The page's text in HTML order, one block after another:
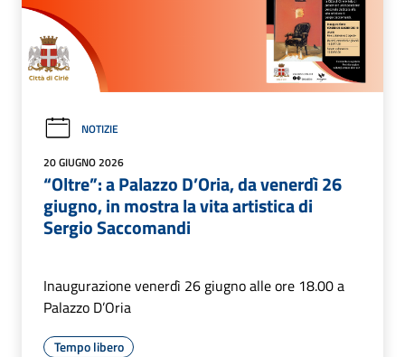
NOTIZIE
20 GIUGNO 2026
“Oltre”: a Palazzo D’Oria, da venerdì 26
giugno, in mostra la vita artistica di
Sergio Saccomandi
Inaugurazione venerdì 26 giugno alle ore 18.00 a
Palazzo D’Oria
Tempo libero